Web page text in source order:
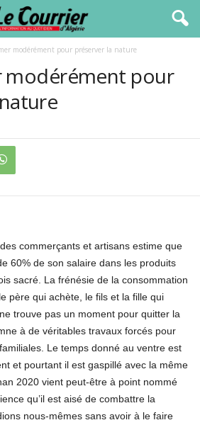
modérément pour préserver la nature
modérément pour
commerçants et artisans estime que
60% de son salaire dans les produits
sacré. La frénésie de la consommation
père qui achète, le fils et la fille qui
trouve pas un moment pour quitter la
à de véritables travaux forcés pour
Le temps donné au ventre est
et pourtant il est gaspillé avec la même
2020 vient peut-être à point nommé
qu’il est aisé de combattre la
nous-mêmes sans avoir à le faire